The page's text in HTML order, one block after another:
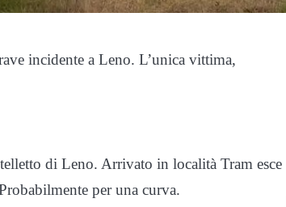
incidente a Leno. L’unica vittima,
di Leno. Arrivato in località Tram esce
per una curva.